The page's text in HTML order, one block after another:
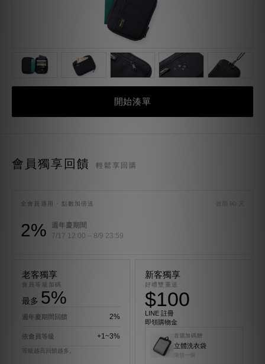
開始湊單
會員獨享回饋 輕鬆享回購
全會員適用 · 點數加倍送 效期 90 天
2%
週年慶期間
7/17 12:00 – 8/9 23:59
老客獨享
會員等級加碼
最多 5%
週年慶期間回饋 2%
依會員等級 +1~3%
等級越高回饋越多。
新客獨享
好禮雙重送
$100
LINE 註冊
即領購物金
首購加碼贈
立體洗衣袋
限領一個